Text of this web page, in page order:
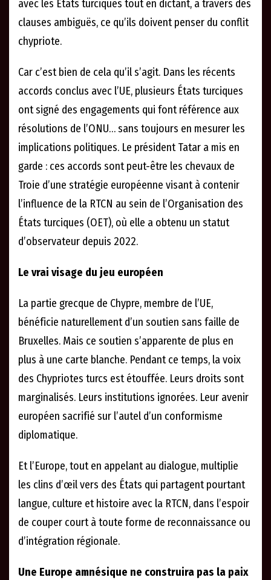
avec les États turciques tout en dictant, à travers des
clauses ambiguës, ce qu’ils doivent penser du conflit
chypriote.
Car c’est bien de cela qu’il s’agit. Dans les récents
accords conclus avec l’UE, plusieurs États turciques
ont signé des engagements qui font référence aux
résolutions de l’ONU… sans toujours en mesurer les
implications politiques. Le président Tatar a mis en
garde : ces accords sont peut-être les chevaux de
Troie d’une stratégie européenne visant à contenir
l’influence de la RTCN au sein de l’Organisation des
États turciques (OET), où elle a obtenu un statut
d’observateur depuis 2022.
Le vrai visage du jeu européen
La partie grecque de Chypre, membre de l’UE,
bénéficie naturellement d’un soutien sans faille de
Bruxelles. Mais ce soutien s’apparente de plus en
plus à une carte blanche. Pendant ce temps, la voix
des Chypriotes turcs est étouffée. Leurs droits sont
marginalisés. Leurs institutions ignorées. Leur avenir
européen sacrifié sur l’autel d’un conformisme
diplomatique.
Et l’Europe, tout en appelant au dialogue, multiplie
les clins d’œil vers des États qui partagent pourtant
langue, culture et histoire avec la RTCN, dans l’espoir
de couper court à toute forme de reconnaissance ou
d’intégration régionale.
Une Europe amnésique ne construira pas la paix